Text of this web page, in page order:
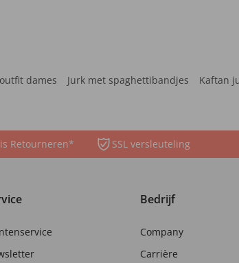
dames Jurk met spaghettibandjes
Kaftan
Retourneren* SSL versleuteling
Bedrijf
Company
Carrière